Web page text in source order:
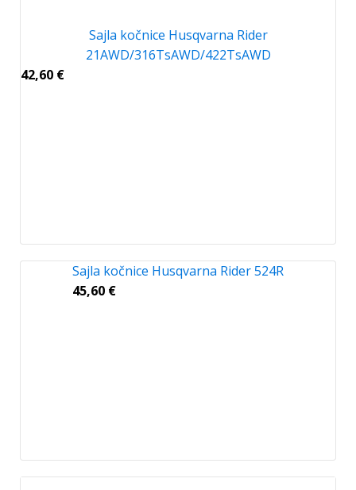
Sajla kočnice Husqvarna Rider
21AWD/316TsAWD/422TsAWD
42,60 €
Sajla kočnice Husqvarna Rider 524R
45,60 €